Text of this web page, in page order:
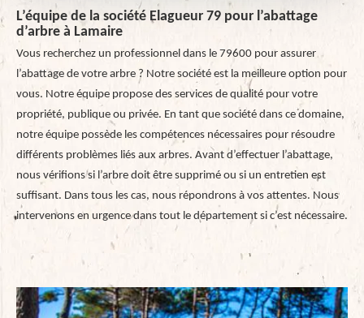
L’équipe de la société Elagueur 79 pour l’abattage
d’arbre à Lamaire
Vous recherchez un professionnel dans le 79600 pour assurer
l’abattage de votre arbre ? Notre société est la meilleure option pour
vous. Notre équipe propose des services de qualité pour votre
propriété, publique ou privée. En tant que société dans ce domaine,
notre équipe possède les compétences nécessaires pour résoudre
différents problèmes liés aux arbres. Avant d’effectuer l’abattage,
nous vérifions si l’arbre doit être supprimé ou si un entretien est
suffisant. Dans tous les cas, nous répondrons à vos attentes. Nous
intervenons en urgence dans tout le département si c’est nécessaire.